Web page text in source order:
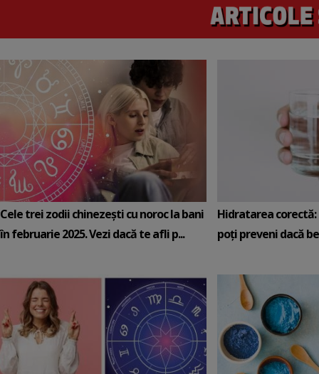
Cele trei zodii chinezești cu noroc la bani
în februarie 2025. Vezi dacă te afli p...
Hidratarea corectă:
poți preveni dacă